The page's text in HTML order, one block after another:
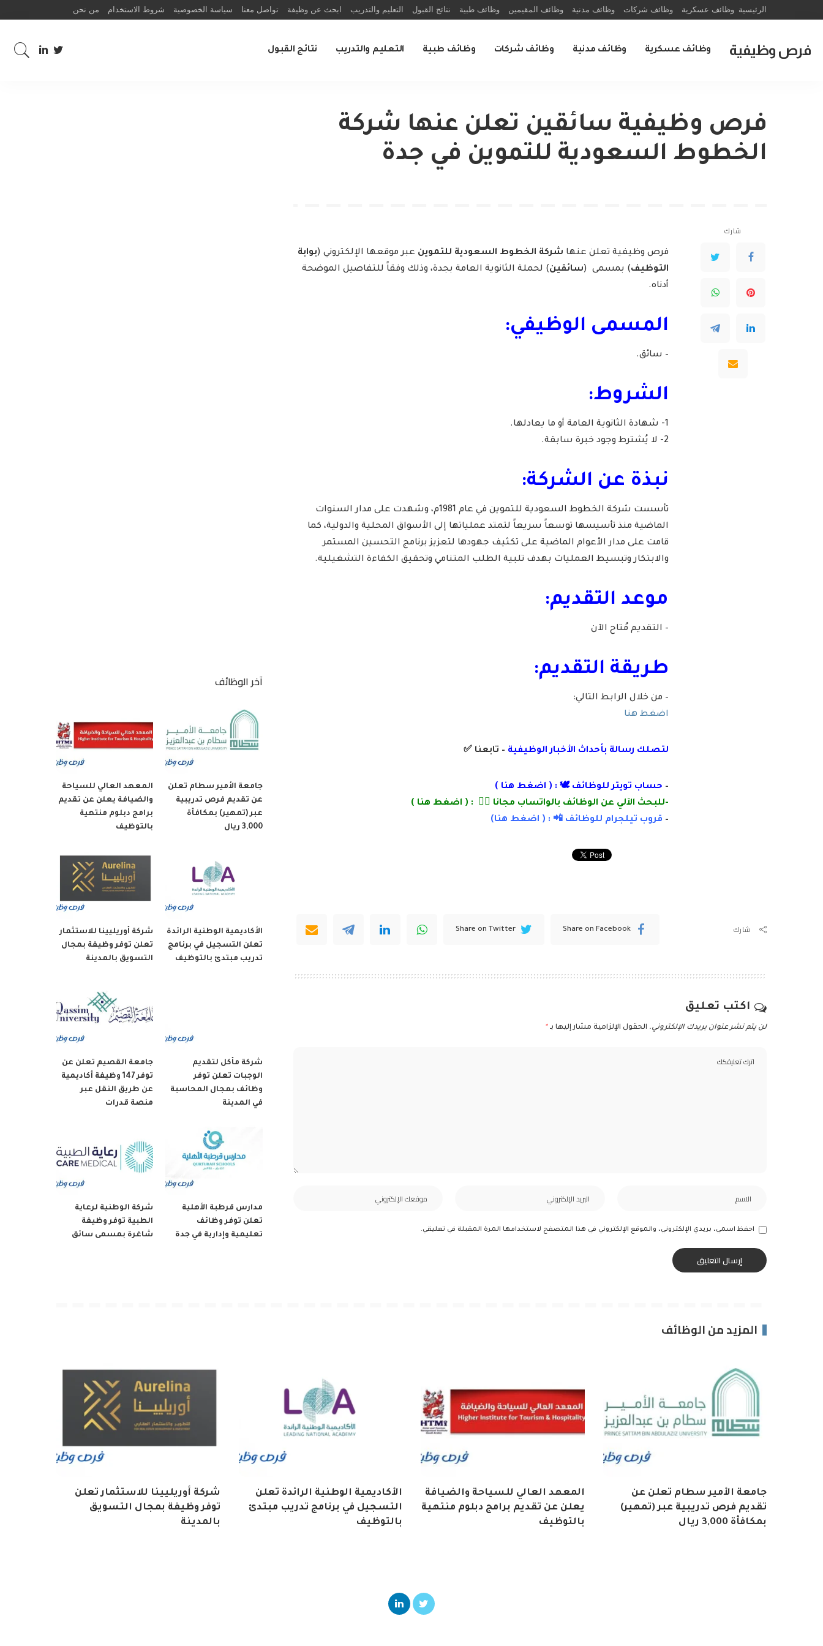
الرئيسية وظائف عسكرية وظائف شركات وظائف مدنية وظائف المقيمين وظائف طبية نتائج القبول التعليم والتدريب ابحث عن وظيفة تواصل معنا سياسة الخصوصية شروط الاستخدام من نحن
فرص وظيفية وظائف عسكرية وظائف مدنية وظائف شركات وظائف طبية التعليم والتدريب نتائج القبول
فرص وظيفية سائقين تعلن عنها شركة
الخطوط السعودية للتموين في جدة
شارك
فرص وظيفية تعلن عنها شركة الخطوط السعودية للتموين عبر موقعها الإلكتروني (بوابة
التوظيف) بمسمى (سائقين) لحملة الثانوية العامة بجدة، وذلك وفقاً للتفاصيل الموضحة
أدناه.
المسمى الوظيفي:
– سائق.
الشروط:
1- شهادة الثانوية العامة أو ما يعادلها.
2- لا يُشترط وجود خبرة سابقة.
نبذة عن الشركة:
تأسست شركة الخطوط السعودية للتموين في عام 1981م، وشهدت على مدار السنوات
الماضية منذ تأسيسها توسعاً سريعاً لتمتد عملياتها إلى الأسواق المحلية والدولية، كما
قامت على مدار الأعوام الماضية على تكثيف جهودها لتعزيز برنامج التحسين المستمر
والابتكار وتبسيط العمليات بهدف تلبية الطلب المتنامي وتحقيق الكفاءة التشغيلية.
موعد التقديم:
– التقديم مُتاح الآن
طريقة التقديم:
– من خلال الرابط التالي:
اضغط هنا
لتصلك رسالة بأحداث الأخبار الوظيفية – تابعنا ✅
– حساب تويتر للوظائف 🕊 : ( اضغط هنا )
-للبحث الآلي عن الوظائف بالواتساب مجانا 👌🏽 : ( اضغط هنا )
– قروب تيلجرام للوظائف 📲 : ( اضغط هنا)
شارك Share on Facebook
Share on Twitter
اكتب تعليق
لن يتم نشر عنوان بريدك الإلكتروني. الحقول الإلزامية مشار إليها بـ *
احفظ اسمي، بريدي الإلكتروني، والموقع الإلكتروني في هذا المتصفح لاستخدامها المرة المقبلة في تعليقي.
آخر الوظائف
جامعة الأمير سطام تعلن
عن تقديم فرص تدريبية
عبر (تمهير) بمكافأة
3,000 ريال
المعهد العالي للسياحة
والضيافة يعلن عن تقديم
برامج دبلوم منتهية
بالتوظيف
الأكاديمية الوطنية الرائدة
تعلن التسجيل في برنامج
تدريب مبتدئ بالتوظيف
شركة أوريليينا للاستثمار
تعلن توفر وظيفة بمجال
التسويق بالمدينة
شركة مأكل لتقديم
الوجبات تعلن توفر
وظائف بمجال المحاسبة
في المدينة
جامعة القصيم تعلن عن
توفر 147 وظيفة أكاديمية
عن طريق النقل عبر
منصة قدرات
مدارس قرطبة الأهلية
تعلن توفر وظائف
تعليمية وإدارية في جدة
شركة الوطنية لرعاية
الطبية توفر وظيفة
شاغرة بمسمى سائق
المزيد من الوظائف
جامعة الأمير سطام تعلن عن
تقديم فرص تدريبية عبر (تمهير)
بمكافأة 3,000 ريال
المعهد العالي للسياحة والضيافة
يعلن عن تقديم برامج دبلوم منتهية
بالتوظيف
الأكاديمية الوطنية الرائدة تعلن
التسجيل في برنامج تدريب مبتدئ
بالتوظيف
شركة أوريليينا للاستثمار تعلن
توفر وظيفة بمجال التسويق
بالمدينة